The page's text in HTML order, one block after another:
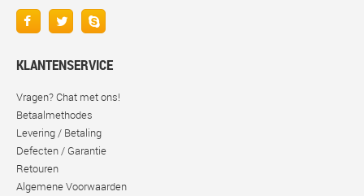
KLANTENSERVICE
Vragen? Chat met ons!
Betaalmethodes
Levering / Betaling
Defecten / Garantie
Retouren
Algemene Voorwaarden